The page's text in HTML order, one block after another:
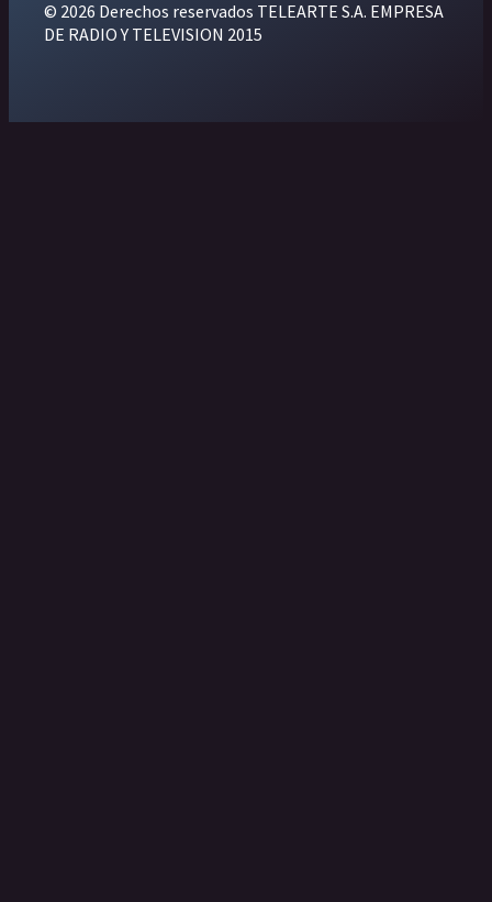
© 2026 Derechos reservados TELEARTE S.A. EMPRESA
DE RADIO Y TELEVISION 2015